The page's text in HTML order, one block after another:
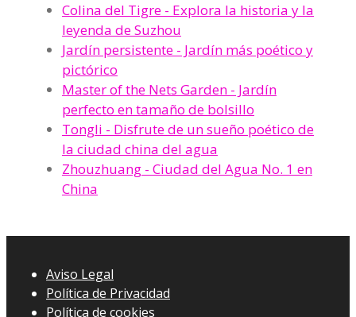
Colina del Tigre - Explora la historia y la
leyenda de Suzhou
Jardín persistente - Jardín más poético y
pictórico
Master of the Nets Garden - Jardín
perfecto en tamaño de bolsillo
Tongli - Disfrute de un sueño poético de
la ciudad china del agua
Zhouzhuang - Ciudad del Agua No. 1 en
China
Aviso Legal
Política de Privacidad
Política de cookies